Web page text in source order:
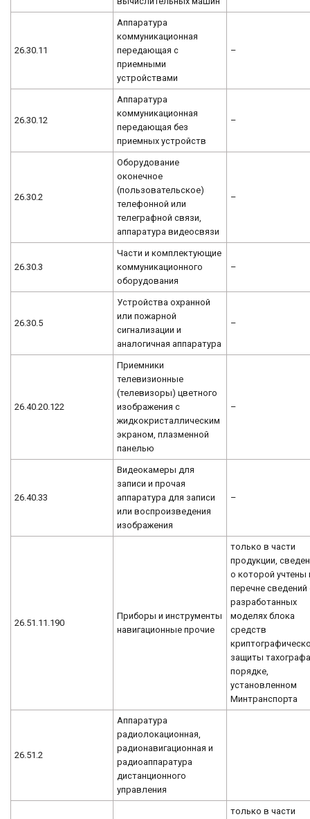
26.30.11
Аппаратура
коммуникационная
передающая с
приемными
устройствами
–
26.30.12
Аппаратура
коммуникационная
передающая без
приемных устройств
–
26.30.2
Оборудование
оконечное
(пользовательское)
телефонной или
телеграфной связи,
аппаратура видеосвязи
–
26.30.3
Части и комплектующие
коммуникационного
оборудования
–
26.30.5
Устройства охранной
или пожарной
сигнализации и
аналогичная аппаратура
–
26.40.20.122
Приемники
телевизионные
(телевизоры) цветного
изображения с
жидкокристаллическим
экраном, плазменной
панелью
–
26.40.33
Видеокамеры для
записи и прочая
аппаратура для записи
или воспроизведения
изображения
–
26.51.11.190
Приборы и инструменты
навигационные прочие
только в части
продукции,
о которой учтены
перечне сведений
разработанных
моделях блока
средств
защиты
порядке,
установленном
Минтранспорта
26.51.2
Аппаратура
радиолокационная,
радионавигационная и
радиоаппаратура
дистанционного
управления
только в части